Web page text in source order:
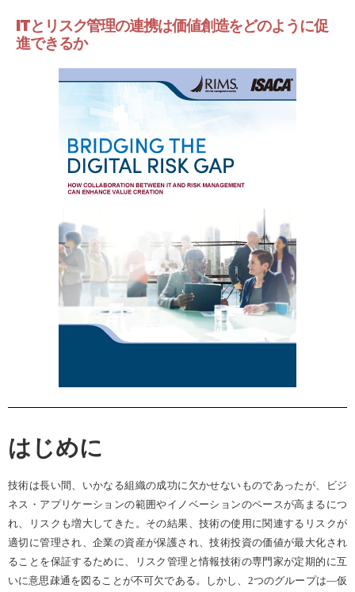
ITとリスク管理の連携は価値創造をどのように促
進できるか
はじめに
技術は長い間、いかなる組織の成功に欠かせないものであったが、ビジ
ネス・アプリケーションの範囲やイノベーションのペースが高まるにつ
れ、リスクも増大してきた。その結果、技術の使用に関連するリスクが
適切に管理され、企業の資産が保護され、技術投資の価値が最大化され
ることを保証するために、リスク管理と情報技術の専門家が定期的に互
いに意思疎通を図ることが不可欠である。しかし、 2つのグループは―仮